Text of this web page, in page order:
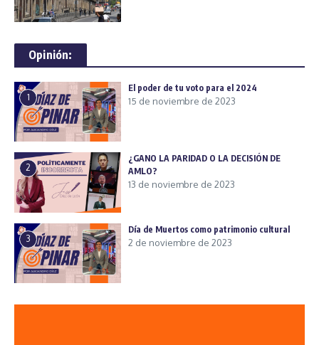
Opinión:
1
El poder de tu voto para el 2024
15 de noviembre de 2023
2
¿GANO LA PARIDAD O LA DECISIÓN DE
AMLO?
13 de noviembre de 2023
3
Día de Muertos como patrimonio cultural
2 de noviembre de 2023